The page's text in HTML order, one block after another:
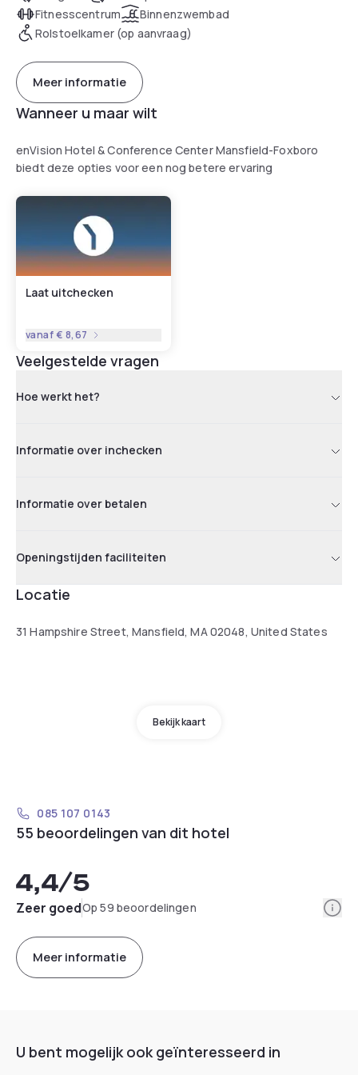
Fitnesscentrum
Binnenzwembad
Rolstoelkamer (op aanvraag)
Meer informatie
Wanneer u maar wilt
enVision Hotel & Conference Center Mansfield-Foxboro
biedt deze opties voor een nog betere ervaring
Laat uitchecken
vanaf€ 8,67
Veelgestelde vragen
Hoe werkt het?
Informatie over inchecken
Informatie over betalen
Openingstijden faciliteiten
Locatie
31 Hampshire Street, Mansfield, MA 02048, United States
Bekijk kaart
085 107 0143
55 beoordelingen van dit hotel
4,4/5
Zeer goedOp 59 beoordelingen
Meer informatie
U bent mogelijk ook geïnteresseerd in